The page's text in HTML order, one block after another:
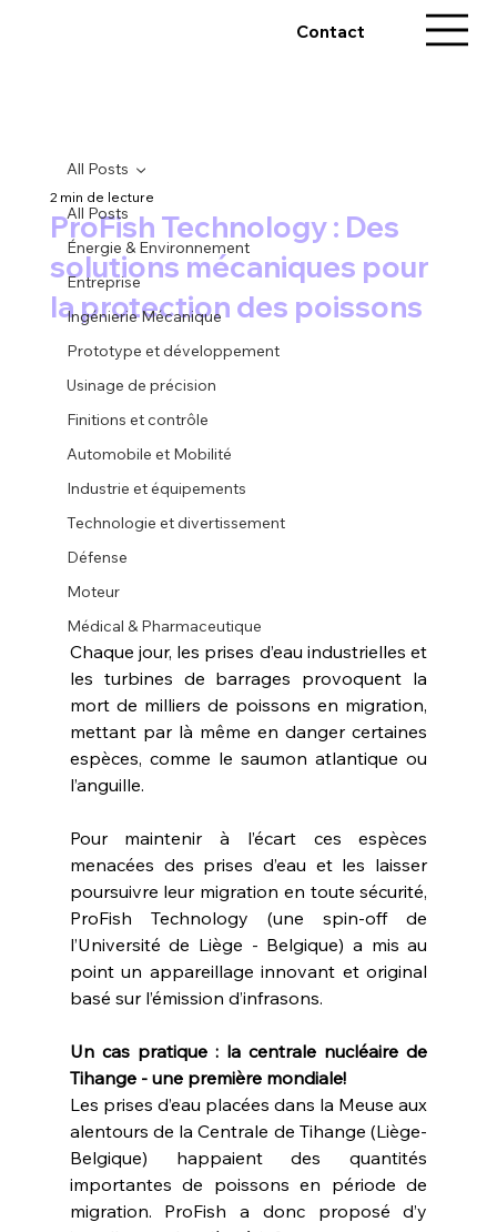
Contact
All Posts
Énergie & Environnement
Entreprise
Ingénierie Mécanique
Prototype et développement
Usinage de précision
Finitions et contrôle
Automobile et Mobilité
Industrie et équipements
Technologie et divertissement
Défense
Moteur
Médical & Pharmaceutique
All Posts
ProFish Technology : Des
solutions mécaniques pour
la protection des poissons
2 min de lecture
Chaque jour, les prises d’eau industrielles et
les turbines de barrages provoquent la
mort de milliers de poissons en migration,
mettant par là même en danger certaines
espèces, comme le saumon atlantique ou
l’anguille.
Pour maintenir à l’écart ces espèces
menacées des prises d’eau et les laisser
poursuivre leur migration en toute sécurité,
ProFish Technology (une spin-off de
l’Université de Liège - Belgique) a mis au
point un appareillage innovant et original
basé sur l’émission d’infrasons.
Un cas pratique : la centrale nucléaire de
Tihange - une première mondiale!
Les prises d’eau placées dans la Meuse aux
alentours de la Centrale de Tihange (Liège-
Belgique) happaient des quantités
importantes de poissons en période de
migration. ProFish a donc proposé d’y